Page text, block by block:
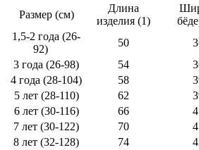
Размер (см)
Длина
изделия (1)
1,5-2 года (26-
92)
50
3 года (26-98)
54
4 года (28-104)
58
5 лет (28-110)
62
6 лет (30-116)
66
7 лет (30-122)
70
8 лет (32-128)
74